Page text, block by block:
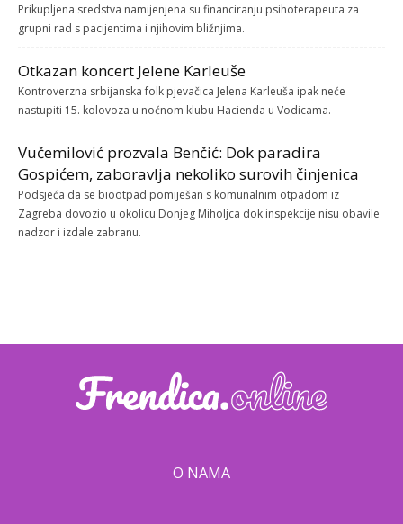
Prikupljena sredstva namijenjena su financiranju psihoterapeuta za
grupni rad s pacijentima i njihovim bližnjima.
Otkazan koncert Jelene Karleuše
Kontroverzna srbijanska folk pjevačica Jelena Karleuša ipak neće
nastupiti 15. kolovoza u noćnom klubu Hacienda u Vodicama.
Vučemilović prozvala Benčić: Dok paradira
Gospićem, zaboravlja nekoliko surovih činjenica
Podsjeća da se biootpad pomiješan s komunalnim otpadom iz
Zagreba dovozio u okolicu Donjeg Miholjca dok inspekcije nisu obavile
nadzor i izdale zabranu.
O NAMA